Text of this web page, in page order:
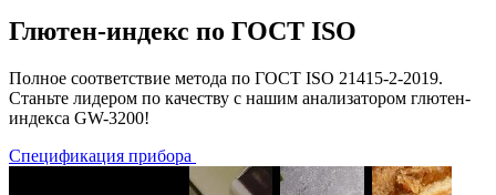
Глютен-индекс по ГОСТ ISO
Полное соответствие метода по ГОСТ ISO 21415-2-2019.
Станьте лидером по качеству с нашим анализатором глютен-
индекса GW-3200!
Спецификация прибора